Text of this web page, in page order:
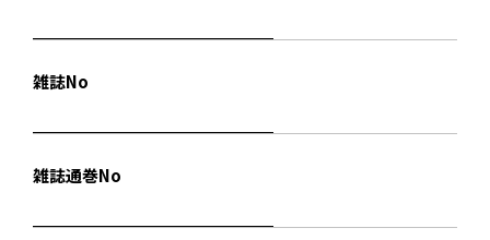
雑誌No
雑誌通巻No